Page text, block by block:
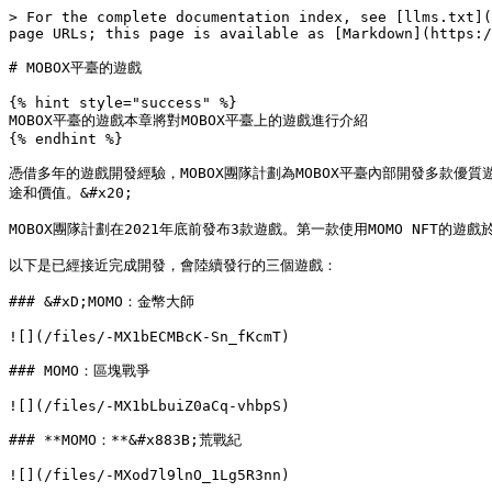
> For the complete documentation index, see
page URLs; this page is available as
# MOBOX平臺的遊戲
{% hint style="success" %}
​MOBOX平臺的遊戲本章將對MOBOX平臺上的遊戲進行介紹
{% endhint %}
憑借多年的遊戲開發經驗，MOBOX團隊計劃為MOBOX平臺內部開發多款優
途和價值。&#x20;
MOBOX團隊計劃在2021年底前發布3款遊戲。第一款使用MOMO NFT的遊
以下是已經接近完成開發，會陸續發行的三個遊戲：
### &#xD;MOMO：金幣大師
![](/files/-MX1bECMBcK-Sn_fKcmT)
### MOMO：區塊戰爭
![](/files/-MX1bLbuiZ0aCq-vhbpS)
### **MOMO：**&#x883B;荒戰紀
![](/files/-MXod7l9lnO_1Lg5R3nn)